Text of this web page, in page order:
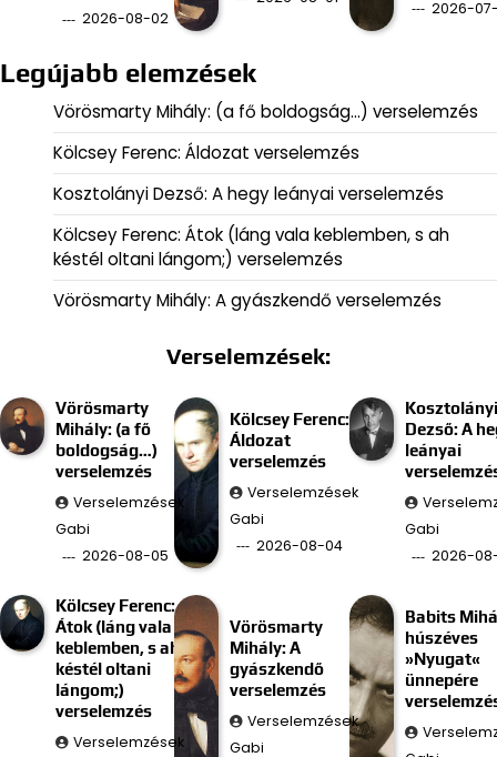
2026-08-02
2026-
Legújabb elemzések
Vörösmarty Mihály: (a fő boldogság…) verselemzés
Kölcsey Ferenc: Áldozat verselemzés
Kosztolányi Dezső: A hegy leányai verselemzés
Kölcsey Ferenc: Átok (láng vala keblemben, s ah
késtél oltani lángom;) verselemzés
Vörösmarty Mihály: A gyászkendő verselemzés
Verselemzések:
Vörösmarty
Mihály: (a fő
boldogság…)
verselemzés
Verselemzések
Gabi
2026-08-05
Kölcsey Ferenc:
Áldozat
verselemzés
Verselemzések
Gabi
2026-08-04
Kosztolányi
Dezső: A
leányai
Gabi
2026-
Kölcsey Ferenc:
Átok (láng vala
keblemben, s ah
késtél oltani
lángom;)
verselemzés
Verselemzések
Vörösmarty
Mihály: A
gyászkendő
verselemzés
Verselemzések
Gabi
Babits
húszéves
»Nyugat«
ünnepére